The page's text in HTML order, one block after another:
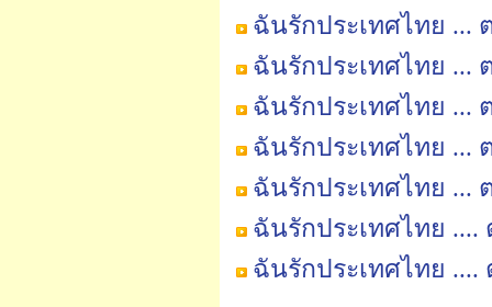
ฉันรักประเทศไทย ...
ฉันรักประเทศไทย ...
ฉันรักประเทศไทย ...
ฉันรักประเทศไทย ...
ฉันรักประเทศไทย ...
ฉันรักประเทศไทย ....
ฉันรักประเทศไทย ....